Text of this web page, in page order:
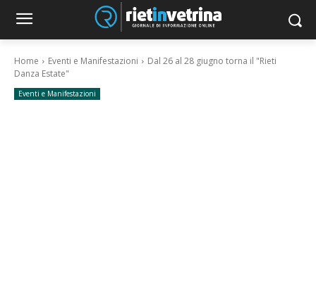
Home Eventi e Manifestazioni
Dal 26 al 28 giugno torna il "Rieti
Danza Estate"
Eventi e Manifestazioni